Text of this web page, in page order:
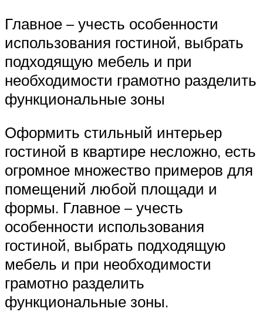
Главное – учесть особенности
использования гостиной, выбрать
подходящую мебель и при
необходимости грамотно разделить
функциональные зоны
Оформить стильный интерьер
гостиной в квартире несложно, есть
огромное множество примеров для
помещений любой площади и
формы. Главное – учесть
особенности использования
гостиной, выбрать подходящую
мебель и при необходимости
грамотно разделить
функциональные зоны.